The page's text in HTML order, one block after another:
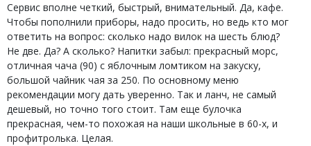
Сервис вполне четкий, быстрый, внимательный. Да, кафе.
Чтобы пополнили приборы, надо просить, но ведь кто мог
ответить на вопрос: сколько надо вилок на шесть блюд?
Не две. Да? А сколько? Напитки забыл: прекрасный морс,
отличная чача (90) с яблочным ломтиком на закуску,
большой чайник чая за 250. По основному меню
рекомендации могу дать уверенно. Так и ланч, не самый
дешевый, но точно того стоит. Там еще булочка
прекрасная, чем-то похожая на наши школьные в 60-х, и
профитролька. Целая.